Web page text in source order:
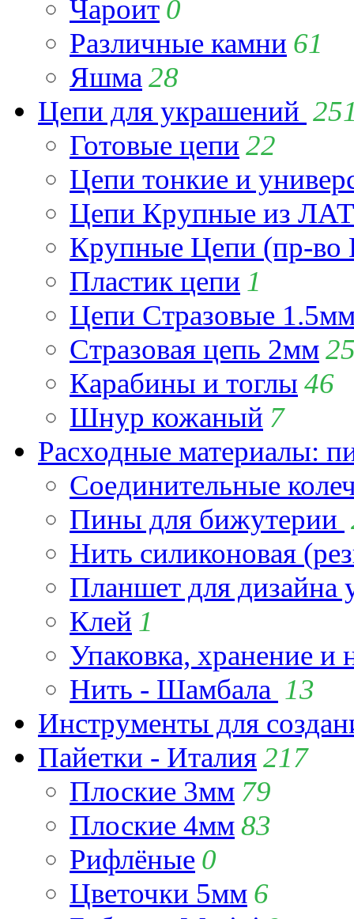
Чароит 0
Различные камни 61
Яшма 28
Цепи для украшений
Готовые цепи 22
Цепи тонкие и
Цепи Крупные из
Крупные Цепи (пр-во
Пластик цепи 1
Цепи Стразовые
Стразовая цепь 2мм
Карабины и тоглы 46
Шнур кожаный 7
Расходные материалы:
Соединительные
Пины для бижутерии
Нить силиконовая
Планшет для
Клей 1
Упаковка, хранение и
Нить - Шамбала 13
Инструменты для
Пайетки - Италия217
Плоские 3мм 79
Плоские 4мм83
Рифлёные 0
Цветочки 5мм 6